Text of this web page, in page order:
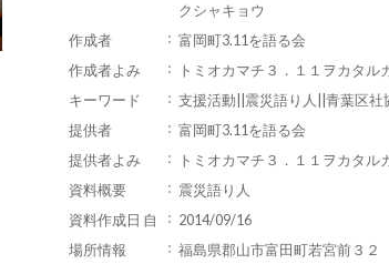
クシャキョウ
作成者
富岡町3.11を語る会
作成者よみ
トミオカマチ３．１１ヲカタル
キーワード
支援活動||震災語り人||青葉区社
提供者
富岡町3.11を語る会
提供者よみ
トミオカマチ３．１１ヲカタル
資料概要
震災語り人
資料作成日 自
2014/09/16
場所情報
福島県郡山市富田町若宮前３２